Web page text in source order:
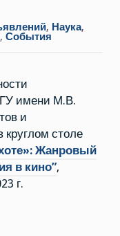
, Наука,
, События
имени М.В.
и
круглом столе
Жанровый
в кино”,
г.